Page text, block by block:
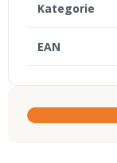
Kategorie
EAN